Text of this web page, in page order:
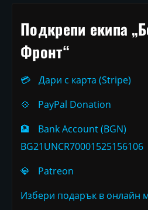
Подкрепи екипа
Фронт“
💳
Дари с карта (Stripe)
💠
PayPal Donation
🏦
Bank Account (BGN)
BG21UNCR70001525156106
💎
Patreon
Избери подарък в онлайн